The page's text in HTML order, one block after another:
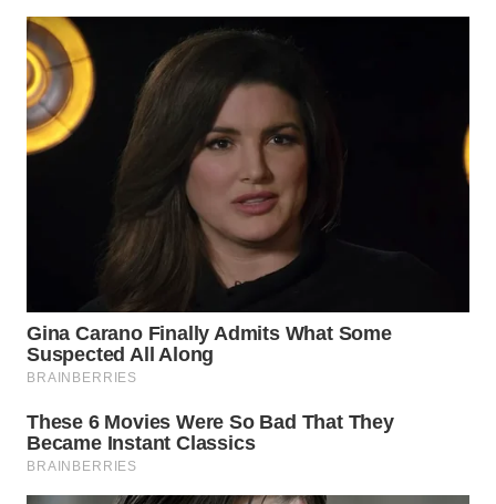
INDRAMAYU
WN
KUNINGAN
WN
SUKABUMI
PURWAKARTA